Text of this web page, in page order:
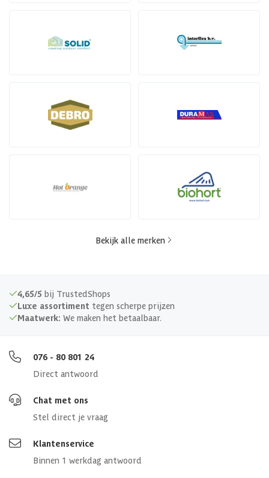
Bekijk alle merken
4,65/5 bij TrustedShops
Luxe assortiment tegen scherpe prijzen
Maatwerk: We maken het betaalbaar.
076 - 80 801 24
Direct antwoord
Chat met ons
Stel direct je vraag
Klantenservice
Binnen 1 werkdag antwoord